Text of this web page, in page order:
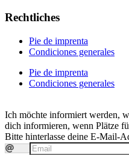
Rechtliches
Pie de imprenta
Condiciones generales
Pie de imprenta
Condiciones generales
Ich möchte informiert werden,
dich informieren, wenn Plätze
Bitte hinterlasse deine E-Mail-